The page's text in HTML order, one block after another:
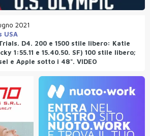
2021
USA
D4. 200 e 1500 stile libero: Katie
1:55.11 e 15.40.50. SF) 100 stile libero;
e Apple sotto i 48". VIDEO